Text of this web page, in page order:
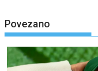
Povezano